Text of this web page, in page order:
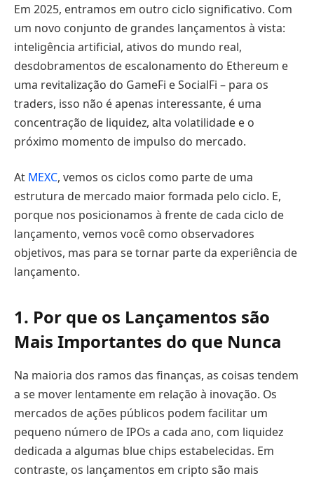
Em 2025, entramos em outro ciclo significativo. Com
um novo conjunto de grandes lançamentos à vista:
inteligência artificial, ativos do mundo real,
desdobramentos de escalonamento do Ethereum e
uma revitalização do GameFi e SocialFi – para os
traders, isso não é apenas interessante, é uma
concentração de liquidez, alta volatilidade e o
próximo momento de impulso do mercado.
At MEXC, vemos os ciclos como parte de uma
estrutura de mercado maior formada pelo ciclo. E,
porque nos posicionamos à frente de cada ciclo de
lançamento, vemos você como observadores
objetivos, mas para se tornar parte da experiência de
lançamento.
1. Por que os Lançamentos são
Mais Importantes do que Nunca
Na maioria dos ramos das finanças, as coisas tendem
a se mover lentamente em relação à inovação. Os
mercados de ações públicos podem facilitar um
pequeno número de IPOs a cada ano, com liquidez
dedicada a algumas blue chips estabelecidas. Em
contraste, os lançamentos em cripto são mais